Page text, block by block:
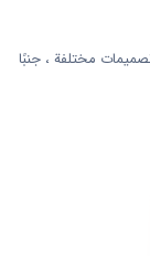
مختلفة ، جنبًا